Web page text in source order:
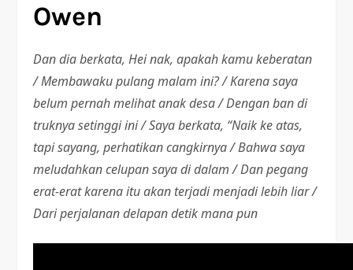
Owen
Dan dia berkata, Hei nak, apakah kamu keberatan
/ Membawaku pulang malam ini? / Karena saya
belum pernah melihat anak desa / Dengan ban di
truknya setinggi ini / Saya berkata, “Naik ke atas,
tapi sayang, perhatikan cangkirnya / Bahwa saya
meludahkan celupan saya di dalam / Dan pegang
erat-erat karena itu akan terjadi menjadi lebih liar /
Dari perjalanan delapan detik mana pun